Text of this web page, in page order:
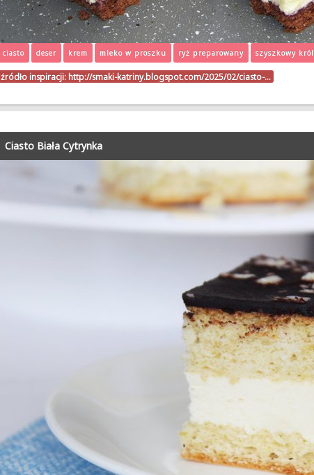
ciasto deser krem mleko w proszku ryż preparowany szyszkowy król
źródło inspiracji: http://smaki-katriny.blogspot.com/2025/02/ciasto-…
Ciasto Biała Cytrynka